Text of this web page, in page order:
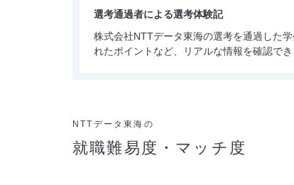
選考通過者による選考体験記
株式会社NTTデータ東海の選考を通過した
れたポイントなど、リアルな情報を確認でき
NTTデータ東海の
就職難易度・マッチ度